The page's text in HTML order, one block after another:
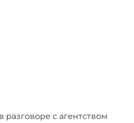
разговоре с агентством